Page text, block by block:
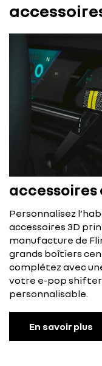
accessoires
Personnalisez
accessoires 3D
manufacture de
grands boîtiers
complétez avec
votre e-pop
personnalisable.
En savoir plus